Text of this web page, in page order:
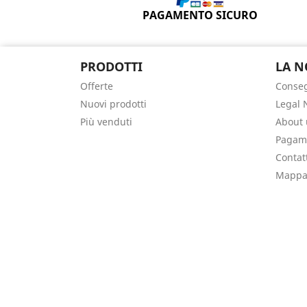
PAGAMENTO SICURO
PRODOTTI
Offerte
Nuovi prodotti
Più venduti
LA
Legal
About